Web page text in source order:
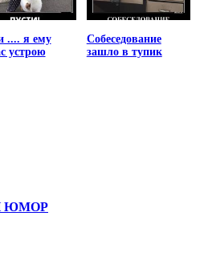
.... я ему
устрою
Собеседование
зашло в тупик
ЮМОР